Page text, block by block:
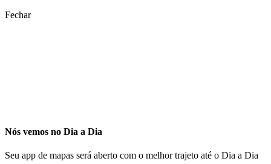
Fechar
Nós vemos no Dia a Dia
Seu app de mapas será aberto com o melhor trajeto até o Dia a Dia